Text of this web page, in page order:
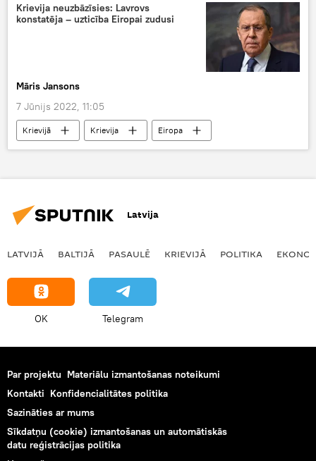
Krievija neuzbāzīsies: Lavrovs
konstatēja – uzticība Eiropai zudusi
Māris Jansons
7 Jūnijs 2022, 11:05
Krievijā Krievija
Eiropa
starptautiskās attiecības
Sergejs Lavrovs
Latvija
LATVIJĀ BALTIJĀ PASAULĒ KRIEVIJĀ POLITIKA
OK Telegram
Par projektu Materiālu izmantošanas noteikumi
Kontakti Konfidencialitātes politika
Sazināties ar mums
Sīkdatņu (cookie) izmantošanas un automātiskās
datu reģistrācijas politika